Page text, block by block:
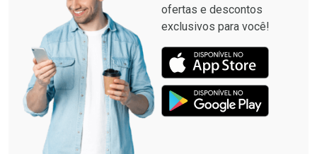
ofertas e descontos
exclusivos para você!